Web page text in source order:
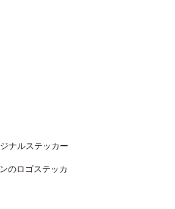
ナルステッカー
のロゴステッカ